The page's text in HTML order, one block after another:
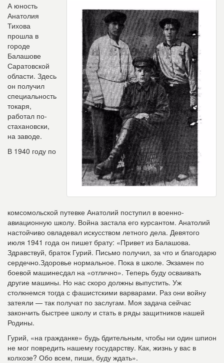
А юность
Анатолия
Тихова
прошла в
городе
Балашове
Саратовской
области. Здесь
он получил
специальность
токаря,
работал по-
стахановски,
на заводе.
В 1940 году по
комсомольской путевке Анатолий поступил в военно-
авиационную школу. Война застала его курсантом. Анатолий
настойчиво овладевал искусством летного дела. Девятого
июля 1941 года он пишет брату: «Привет из Балашова.
Здравствуй, браток Гурий. Письмо получил, за что и благодарю
сердечно.Здоровье нормальное. Пока в школе. Экзамен по
боевой машинесдал на «отлично». Теперь буду осваивать
другие машины. Но нас скоро должны выпустить. Уж
столкнемся тогда с фашистскими варварами. Раз они войну
затеяли — так получат по заслугам. Моя задача сейчас
закончить быстрее школу и стать в ряды защитников нашей
Родины.
Гурий, «на гражданке» будь бдительным, чтобы ни один шпион
не мог повредить нашему государству. Как, жизнь у вас в
колхозе? Обо всем, пиши, буду ждать».